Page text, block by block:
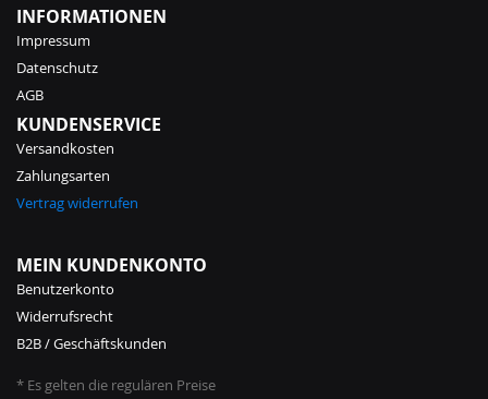
INFORMATIONEN
Impressum
Datenschutz
AGB
KUNDENSERVICE
Versandkosten
Zahlungsarten
Vertrag widerrufen
MEIN KUNDENKONTO
Benutzerkonto
Widerrufsrecht
B2B / Geschäftskunden
* Es gelten die regulären Preise